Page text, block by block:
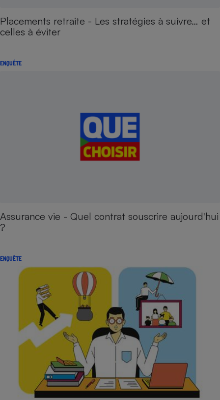
Placements retraite - Les stratégies à suivre… et
celles à éviter
ENQUÊTE
Assurance vie - Quel contrat souscrire aujourd'hui
?
ENQUÊTE